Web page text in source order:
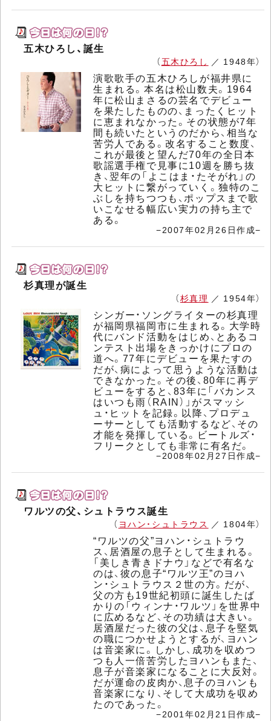
五木ひろし、誕生
（五木ひろし ／ 1948年）
演歌歌手の五木ひろしが福井県に
生まれる。本名は松山数夫。1964
年に松山まさるの芸名でデビュー
を果たしたものの、まったくヒット
に恵まれなかった。その状態が7年
間も続いたというのだから、相当な
苦労人である。改名すること数度、
これが最後と望んだ70年の全日本
歌謡選手権で見事に10週を勝ち抜
き、翌年の「よこはま・たそがれ」の
大ヒットに繋がっていく。独特のこ
ぶしを持ちつつも、ポップスまで歌
いこなせる幅広い実力の持ち主で
ある。
−2007年02月26日作成−
杉真理が誕生
（杉真理 ／ 1954年）
シンガー・ソングライターの杉真理
が福岡県福岡市に生まれる。大学時
代にバンド活動をはじめ、とあるコ
ンテスト出場をきっかけにプロの
道へ。77年にデビューを果たすの
だが、病によって思うような活動は
できなかった。その後、80年に再デ
ビューをすると、83年に「バカンス
はいつも雨（RAIN）」がスマッシ
ュ・ヒットを記録。以降、プロデュ
ーサーとしても活動するなど、その
才能を発揮している。ビートルズ・
フリークとしても非常に有名だ。
−2008年02月27日作成−
ワルツの父、シュトラウス誕生
（ ヨハン・シュトラウス ／ 1804年）
“ワルツの父”ヨハン・シュトラウ
ス、居酒屋の息子として生まれる。
「美しき青きドナウ」などで有名な
のは、彼の息子“ワルツ王”のヨハ
ン・シュトラウス２世の方。だが、
父の方も19世紀初頭に誕生したば
かりの「ウィンナ・ワルツ」を世界中
に広めるなど、その功績は大きい。
居酒屋だった彼の父は、息子を堅気
の職につかせようとするが、ヨハン
は音楽家に。しかし、成功を収めつ
つも人一倍苦労したヨハンもまた、
息子が音楽家になることに大反対。
だが運命の皮肉か、息子のヨハンも
音楽家になり、そして大成功を収め
たのであった。
−2001年02月21日作成−